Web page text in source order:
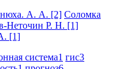
А. А. [2] Соломка
Неточин Р. Н. [1]
[1]
система1 гис3